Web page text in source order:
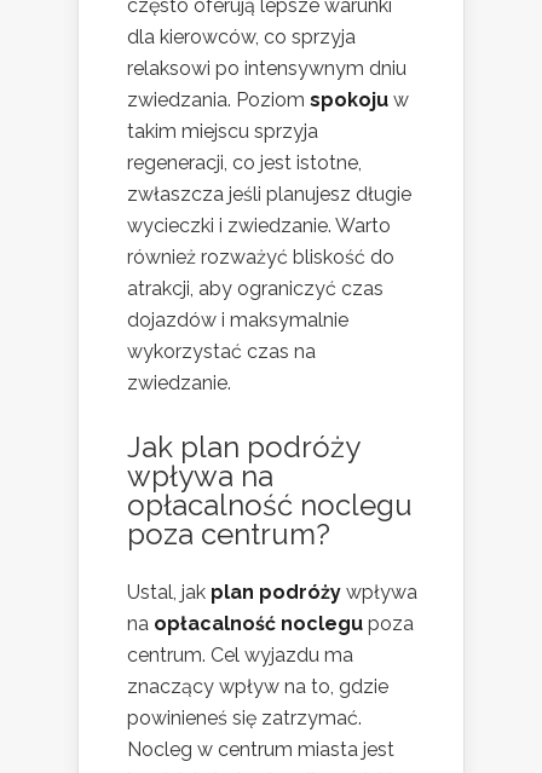
często oferują lepsze warunki
dla kierowców, co sprzyja
relaksowi po intensywnym dniu
zwiedzania. Poziom spokoju w
takim miejscu sprzyja
regeneracji, co jest istotne,
zwłaszcza jeśli planujesz długie
wycieczki i zwiedzanie. Warto
również rozważyć bliskość do
atrakcji, aby ograniczyć czas
dojazdów i maksymalnie
wykorzystać czas na
zwiedzanie.
Jak plan podróży
wpływa na
opłacalność noclegu
poza centrum?
Ustal, jak plan podróży wpływa
na opłacalność noclegu poza
centrum. Cel wyjazdu ma
znaczący wpływ na to, gdzie
powinieneś się zatrzymać.
Nocleg w centrum miasta jest